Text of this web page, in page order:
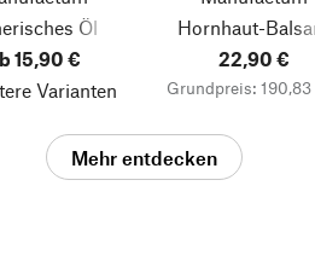
Öl
15,90 €
Varianten
Hornhaut-
22,90 €
Grundpreis:
Mehr entdecken